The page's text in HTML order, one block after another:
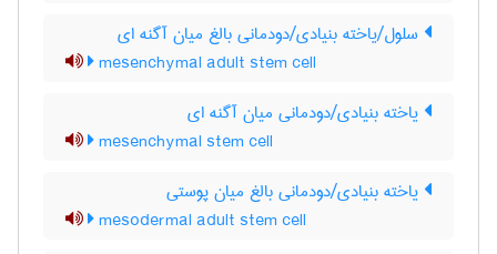
سلول/یاخته بنیادی/دودمانی بالغ میان آگنه ای
mesenchymal adult stem cell
یاخته بنیادی/دودمانی میان آگنه ای
mesenchymal stem cell
یاخته بنیادی/دودمانی بالغ میان پوستی
mesodermal adult stem cell